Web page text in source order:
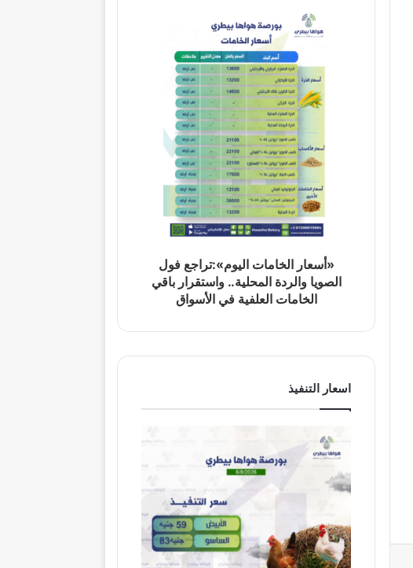
«أسعار الخامات اليوم»:تراجع فول
الصويا والردة المحلية.. واستقرار باقي
الخامات العلفية في الأسواق
اسعار التنفيذ